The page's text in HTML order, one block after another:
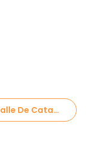
Gratis-Touren in San Fernando Del Valle De Catamarca